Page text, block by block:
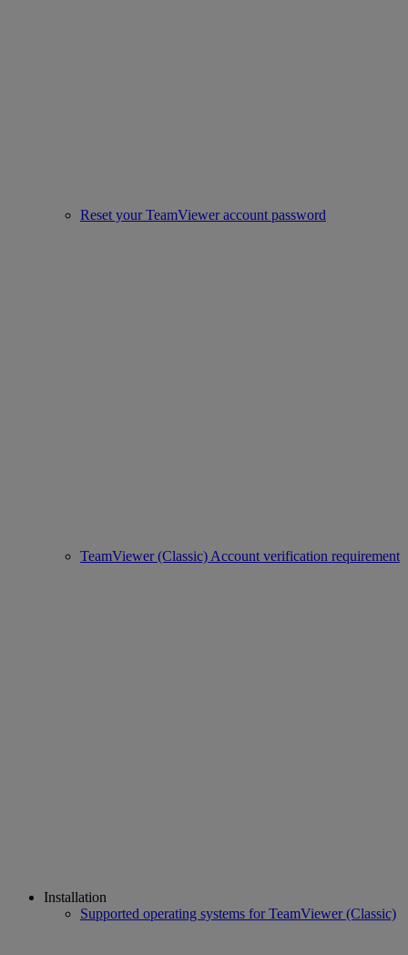
Reset your TeamViewer account password
TeamViewer (Classic) Account verification requirement
Installation
Supported operating systems for TeamViewer (Classic)